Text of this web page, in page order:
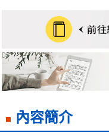
每筆NT$200，滿
海外叢書運費
雜誌海外運費
數位商品海外免運
內容簡介